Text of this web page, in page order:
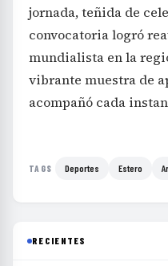
jornada, teñida de
convocatoria logró
mundialista en la
vibrante muestra de
acompañó cada
TAGS Deportes Estero
RECIENTES